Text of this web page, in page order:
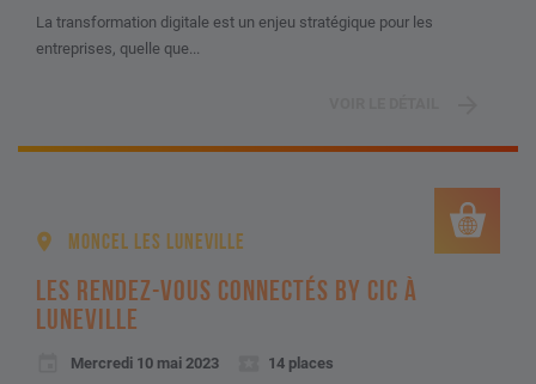
La transformation digitale est un enjeu stratégique pour les
entreprises, quelle que...
MONCEL LES LUNEVILLE
LES RENDEZ-VOUS CONNECTÉS BY CIC À
LUNEVILLE
Mercredi 10 mai 2023 14 places